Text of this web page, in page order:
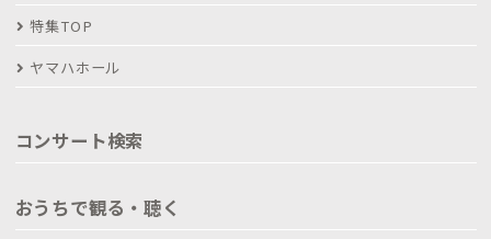
特集TOP
ヤマハホール
コンサート検索
おうちで観る・聴く